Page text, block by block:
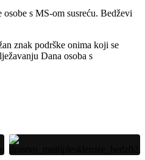
s MS-om susreću. Bedževi
znak podrške onima koji se
Dana osoba s